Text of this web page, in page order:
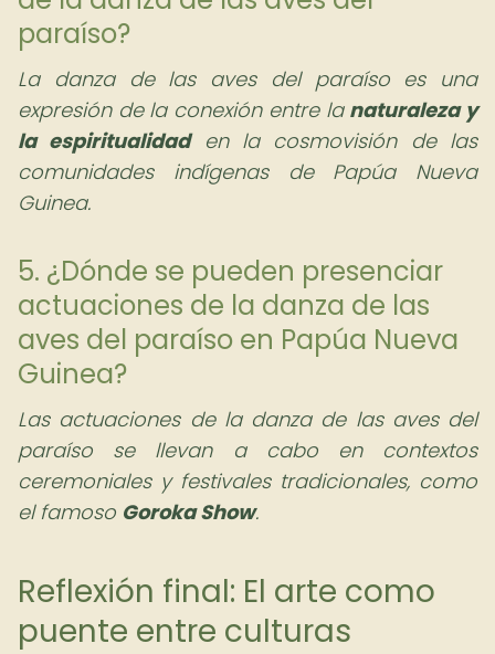
paraíso?
La danza de las aves del paraíso es una
expresión de la conexión entre la naturaleza y
la espiritualidaden la cosmovisión de las
comunidades indígenas de Papúa Nueva
Guinea.
5. ¿Dónde se pueden presenciar
actuaciones de la danza de las
aves del paraíso en Papúa Nueva
Guinea?
Las actuaciones de la danza de las aves del
paraíso se llevan a cabo en contextos
ceremoniales y festivales tradicionales, como
el famoso Goroka Show.
Reflexión final: El arte como
puente entre culturas